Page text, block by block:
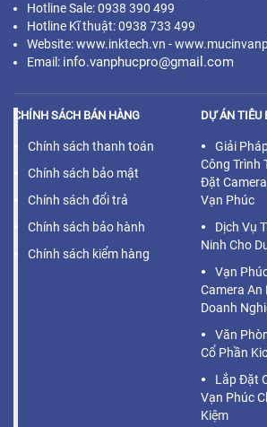
Hotline Sale: 0938 390 499
Hotline Kĩ thuật: 0938 733 499
Website: www.inktech.vn -
Email: info.vanphucpro@gmail.com
CHÍNH SÁCH BÁN HÀNG
Chính sách thanh toán
Chính sách bảo mật
Chính sách đổi trả
Chính sách bảo hành
Chính sách kiểm hàng
DỰ ÁN TIÊU
Giải
Công Trình
Đặt
Vạn Phúc
Dịch Vụ
Ninh Cho
Vạn
Camera An
Doanh
Văn
Cổ Phần
Lắp Đặt
Vạn Phúc
Kiệm